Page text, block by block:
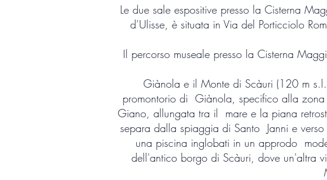
Le due sale espositive presso la Cisterna
d’Ulisse, è situata in Via del Porticciolo
Il percorso museale presso la Cisterna
Giànola e il Monte di Scàuri (120 m
promontorio di Giànola, specifico alla zona
Giano, allungata tra il mare e la piana
separa dalla spiaggia di Santo Janni e
una piscina inglobati in un approdo
dell'antico borgo di Scàuri, dove un'altra